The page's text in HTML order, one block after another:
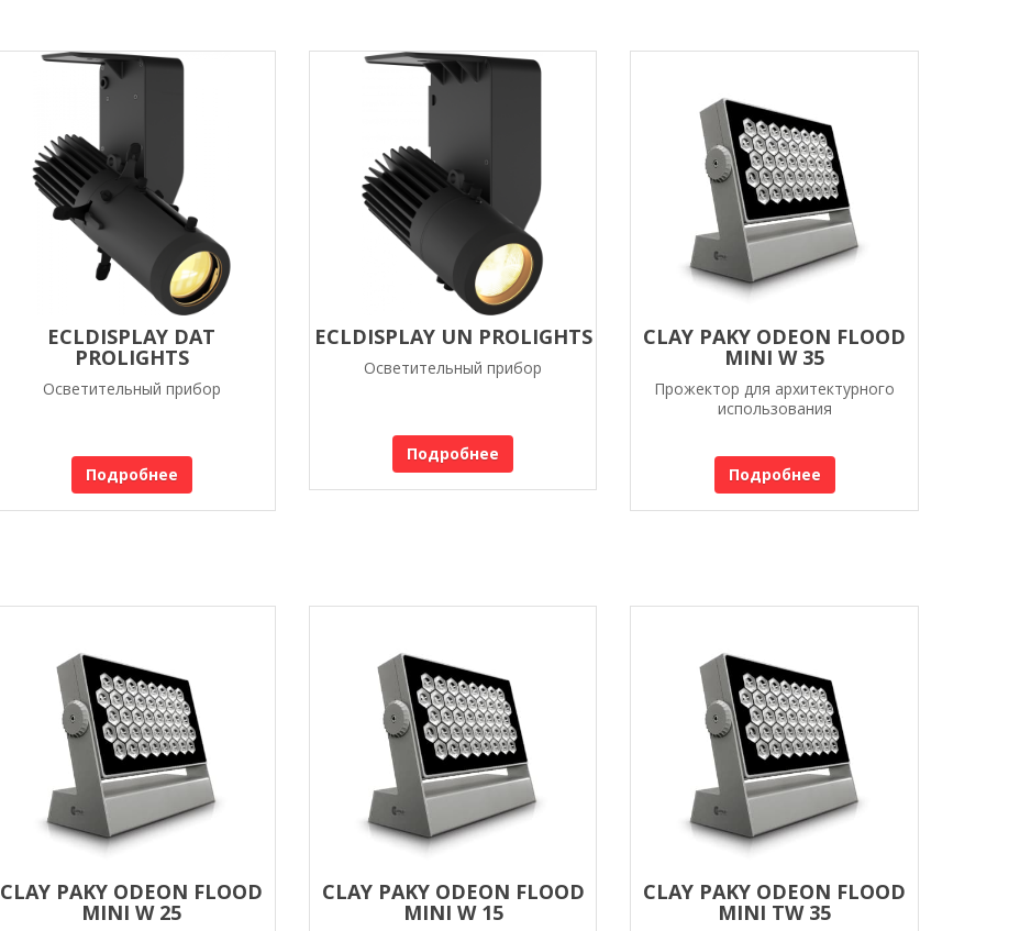
ECLDISPLAY DAT
PROLIGHTS
Осветительный прибор
Подробнее
ECLDISPLAY UN PROLIGHTS
Осветительный прибор
Подробнее
CLAY PAKY ODEON FLOOD
MINI W 35
Прожектор для архитектурного
использования
Подробнее
CLAY PAKY ODEON FLOOD
MINI W 25
CLAY PAKY ODEON FLOOD
MINI W 15
CLAY PAKY ODEON FLOOD
MINI TW 35